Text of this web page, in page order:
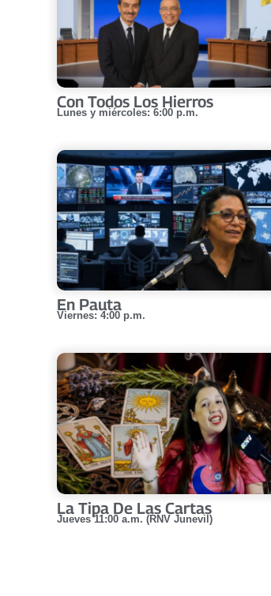
Con Todos Los Hierros
Lunes y miércoles: 6:00 p.m.
En Pauta
Viernes: 4:00 p.m.
La Tipa De Las Cartas
Jueves 11:00 a.m. (RNV Junevil)